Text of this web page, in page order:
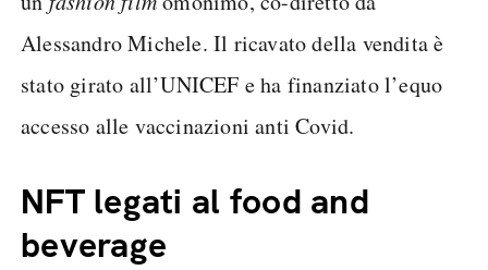
Alessandro Michele. Il ricavato della vendita è
stato girato all’UNICEF e ha finanziato l’equo
accesso alle vaccinazioni anti Covid.
NFT legati al food and
beverage